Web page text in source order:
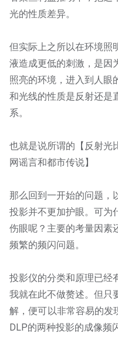
光的性质差异。
但实际上之所以在环境照
液造成更低的刺激，是因
照亮的环境，进入到人眼
和光线的性质是反射还是
系。
也就是说所谓的【反射光
网谣言和都市传说】
那么回到一开始的问题，
投影并不更加护眼。可为
伤眼呢？主要的考量因素
频繁的频闪问题。
投影仪的分类和原理已经
我就在此不做赘述。但只
解，便可以非常容易的发
DLP的两种投影的成像频